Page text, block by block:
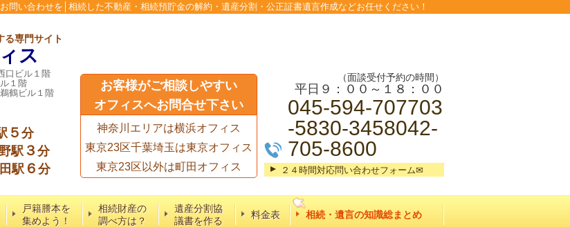
問い合わせを│相続した不動産・相続預貯金の解約・遺産分割・公正証書遺言作成などお任せください！
る専門サイト
ス
口ビル１階
１階
鶴ビル１階
５ 分
駅 ３ 分
駅 ６ 分
お客様がご相談しやすい
オフィスへお問合せ下さい
神奈川エリアは横浜オフィス
東京23区千葉埼玉は東京オフィス
東京23区以外は町田オフィス
（面談受付予約の時間）
平日９：００～１８：００
045-594-707703
-5830-3458042-
705-8600
２４時間対応問い合わせフォーム✉
戸籍謄本を
集めよう！
相続財産の
調べ方は？
遺産分割協
議書を作る
料金表 相続・遺言の知識総まとめ